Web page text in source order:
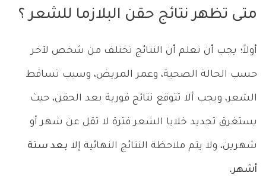
متى تظهر نتائج حقن البلازما للشعر ؟
أولاً؛ يجب أن تعلم أن النتائج تختلف من شخص لآخر
حسب الحالة الصحية، وعمر المريض، وسبب تساقط
الشعر، ويجب ألا تتوقع نتائج فورية بعد الحقن، حيث
يستغرق تجديد خلايا الشعر فترة لا تقل عن شهر أو
شهرين، ولا يتم ملاحظة النتائج النهائية إلا بعد ستة
أشهر.